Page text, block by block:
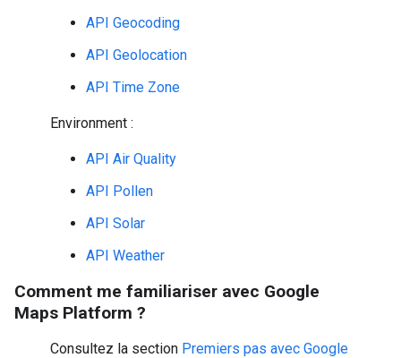
API Geocoding
API Geolocation
API Time Zone
Environment :
API Air Quality
API Pollen
API Solar
API Weather
Comment me familiariser avec Google
Maps Platform ?
Consultez la section Premiers pas avec Google